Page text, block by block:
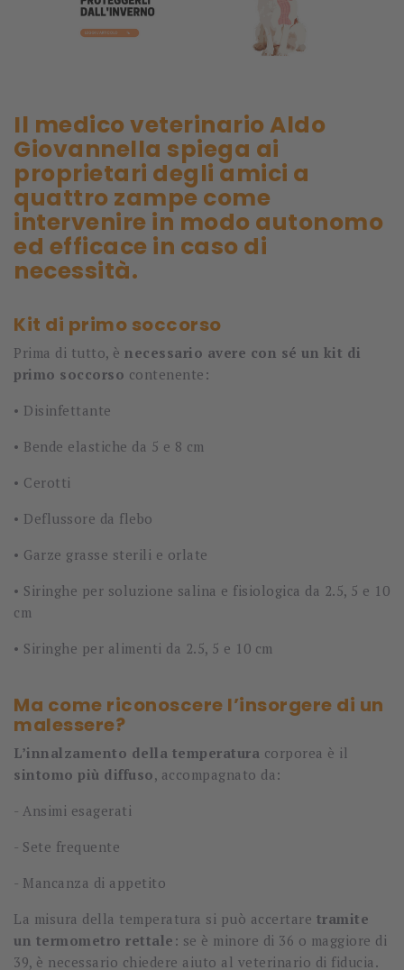
Il medico veterinario Aldo
Giovannella spiega ai
proprietari degli amici a
quattro zampe come
intervenire in modo autonomo
ed efficace in caso di
necessità.
Kit di primo soccorso
Prima di tutto, è necessario avere con sé un kit di
primo soccorso contenente:
• Disinfettante
• Bende elastiche da 5 e 8 cm
• Cerotti
• Deflussore da flebo
• Garze grasse sterili e orlate
• Siringhe per soluzione salina e fisiologica da 2.5, 5 e 10
cm
• Siringhe per alimenti da 2.5, 5 e 10 cm
Ma come riconoscere l’insorgere di un
malessere?
L’innalzamento della temperatura corporea è il
sintomo più diffuso, accompagnato da:
- Ansimi esagerati
- Sete frequente
- Mancanza di appetito
La misura della temperatura si può accertare tramite
un termometro rettale : se è minore di 36 o maggiore di
39, è necessario chiedere aiuto al veterinario di fiducia.